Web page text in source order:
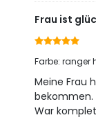
Frau ist
Farbe: ranger
Meine Frau
bekommen.
War